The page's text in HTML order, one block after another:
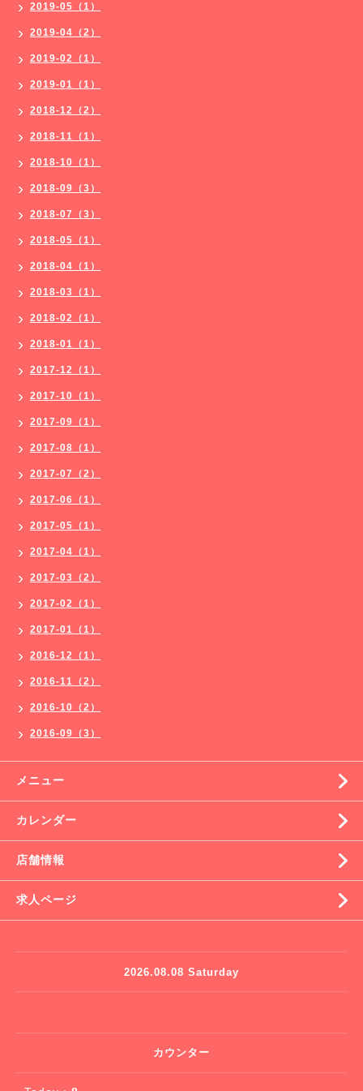
2019-05（1）
2019-04（2）
2019-02（1）
2019-01（1）
2018-12（2）
2018-11（1）
2018-10（1）
2018-09（3）
2018-07（3）
2018-05（1）
2018-04（1）
2018-03（1）
2018-02（1）
2018-01（1）
2017-12（1）
2017-10（1）
2017-09（1）
2017-08（1）
2017-07（2）
2017-06（1）
2017-05（1）
2017-04（1）
2017-03（2）
2017-02（1）
2017-01（1）
2016-12（1）
2016-11（2）
2016-10（2）
2016-09（3）
メニュー
カレンダー
店舗情報
求人ページ
2026.08.08 Saturday
カウンター